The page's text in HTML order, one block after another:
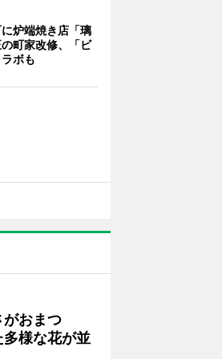
炉端焼き店「璃
町家改修、「ビ
ボも
おまつ
様な花が並